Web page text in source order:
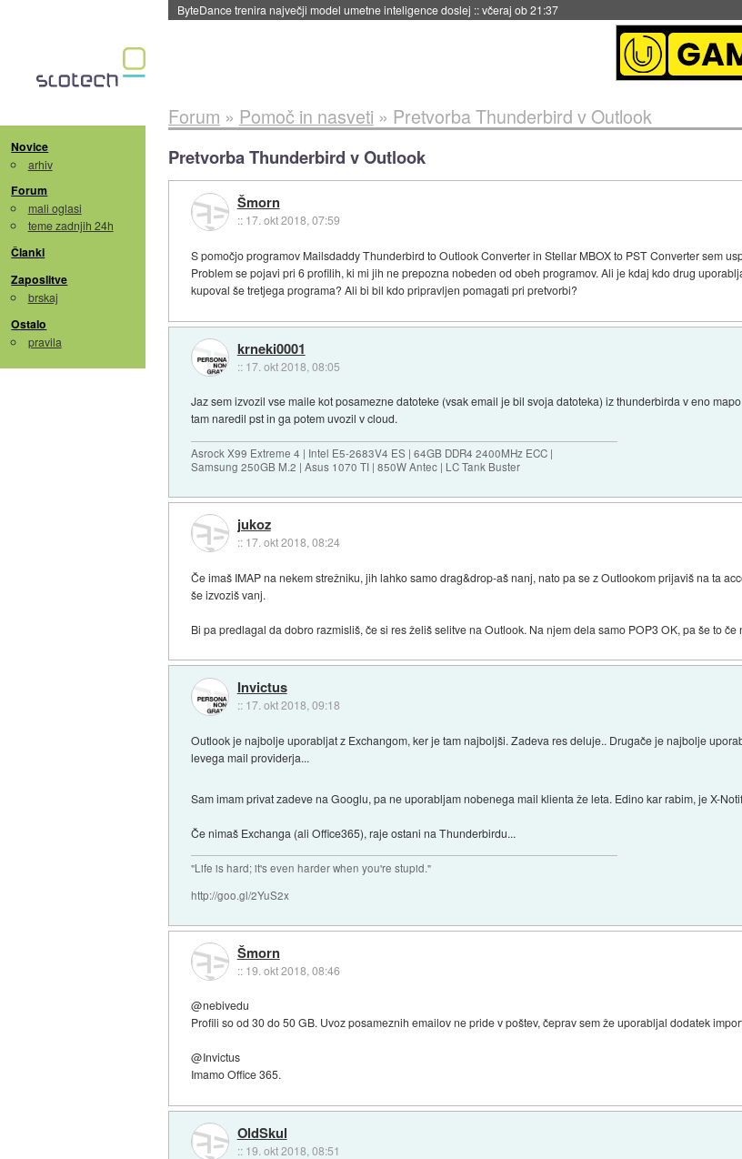
Spletne strani začele streči oglase za agente umetne inteligence::včeraj ob 21:23
Novice
arhiv
Forum
mali oglasi
teme zadnjih 24h
Članki
Zaposlitve
brskaj
Ostalo
pravila
Forum » Pomoč in nasveti » Pretvorba Thunderbird v Outlook
Pretvorba Thunderbird v Outlook
Šmorn
:: 17. okt 2018, 07:59
S pomočjo programov Mailsdaddy Thunderbird to Outlook Converter in Stellar MBOX to PST Converter sem
Problem se pojavi pri 6 profilih, ki mi jih ne prepozna nobeden od obeh programov. Ali je kdaj kdo drug
kupoval še tretjega programa? Ali bi bil kdo pripravljen pomagati pri pretvorbi?
krneki0001
:: 17. okt 2018, 08:05
Jaz sem izvozil vse maile kot posamezne datoteke (vsak email je bil svoja datoteka) iz thunderbirda v eno
tam naredil pst in ga potem uvozil v cloud.
Asrock X99 Extreme 4 | Intel E5-2683V4 ES | 64GB DDR4 2400MHz ECC |
Samsung 250GB M.2 | Asus 1070 TI | 850W Antec | LC Tank Buster
jukoz
:: 17. okt 2018, 08:24
Če imaš IMAP na nekem strežniku, jih lahko samo drag&drop-aš nanj, nato pa se z Outlookom prijaviš na ta
še izvoziš vanj.
Bi pa predlagal da dobro razmisliš, če si res želiš selitve na Outlook. Na njem dela samo POP3 OK, pa še to če
Invictus
:: 17. okt 2018, 09:18
Outlook je najbolje uporabljat z Exchangom, ker je tam najboljši. Zadeva res deluje.. Drugače je najbolje
levega mail providerja...
Sam imam privat zadeve na Googlu, pa ne uporabljam nobenega mail klienta že leta. Edino kar rabim, je X-
Če nimaš Exchanga (ali Office365), raje ostani na Thunderbirdu...
"Life is hard; it's even harder when you're stupid."
http://goo.gl/2YuS2x
Šmorn
:: 19. okt 2018, 08:46
@nebivedu
Profili so od 30 do 50 GB. Uvoz posameznih emailov ne pride v poštev, čeprav sem že uporabljal dodatek
@Invictus
Imamo Office 365.
OldSkul
:: 19. okt 2018, 08:51